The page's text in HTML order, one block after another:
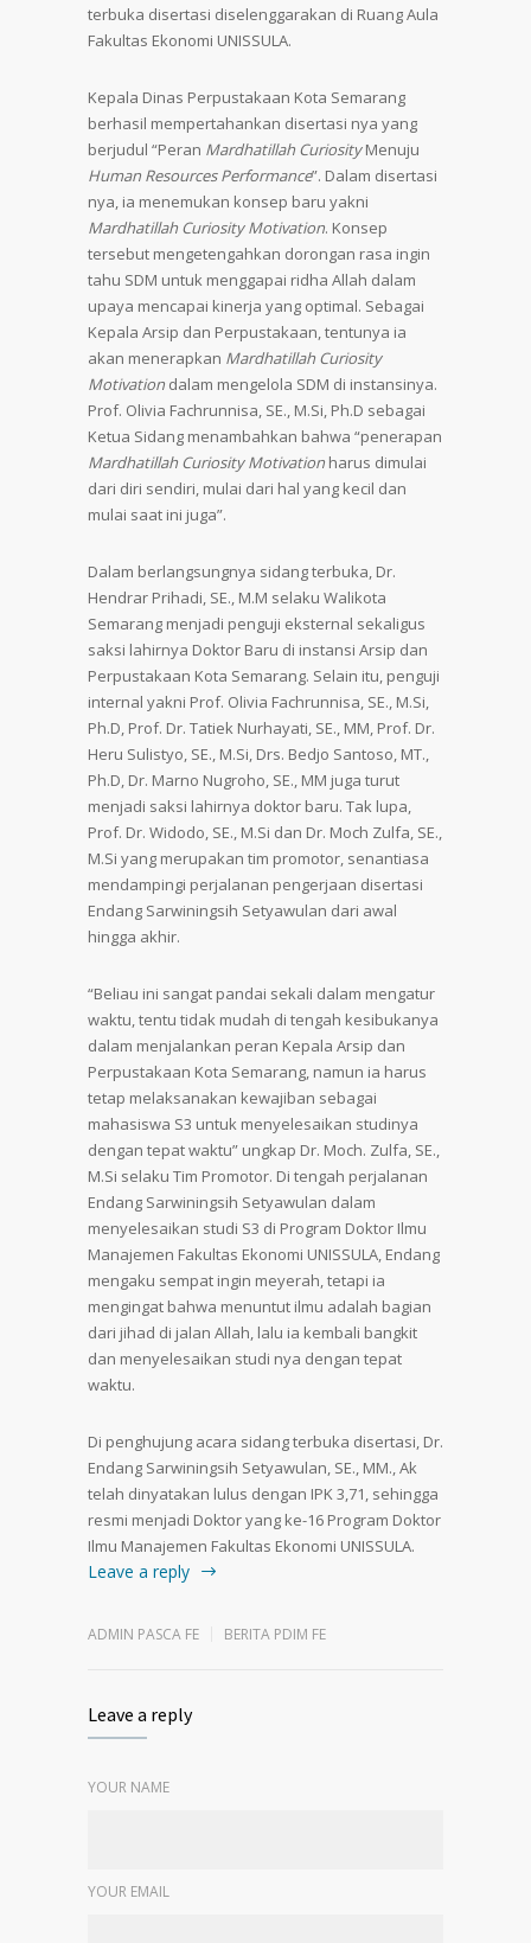
terbuka disertasi diselenggarakan di Ruang Aula
Fakultas Ekonomi UNISSULA.
Kepala Dinas Perpustakaan Kota Semarang
berhasil mempertahankan disertasi nya yang
berjudul “Peran Mardhatillah CuriosityMenuju
Human Resources Performance”. Dalam disertasi
nya, ia menemukan konsep baru yakni
Mardhatillah Curiosity Motivation. Konsep
tersebut mengetengahkan dorongan rasa ingin
tahu SDM untuk menggapai ridha Allah dalam
upaya mencapai kinerja yang optimal. Sebagai
Kepala Arsip dan Perpustakaan, tentunya ia
akan menerapkan Mardhatillah Curiosity
Motivation dalam mengelola SDM di instansinya.
Prof. Olivia Fachrunnisa, SE., M.Si, Ph.D sebagai
Ketua Sidang menambahkan bahwa “penerapan
Mardhatillah Curiosity Motivation harus dimulai
dari diri sendiri, mulai dari hal yang kecil dan
mulai saat ini juga”.
Dalam berlangsungnya sidang terbuka, Dr.
Hendrar Prihadi, SE., M.M selaku Walikota
Semarang menjadi penguji eksternal sekaligus
saksi lahirnya Doktor Baru di instansi Arsip dan
Perpustakaan Kota Semarang. Selain itu, penguji
internal yakni Prof. Olivia Fachrunnisa, SE., M.Si,
Ph.D, Prof. Dr. Tatiek Nurhayati, SE., MM, Prof. Dr.
Heru Sulistyo, SE., M.Si, Drs. Bedjo Santoso, MT.,
Ph.D, Dr. Marno Nugroho, SE., MM juga turut
menjadi saksi lahirnya doktor baru. Tak lupa,
Prof. Dr. Widodo, SE., M.Si dan Dr. Moch Zulfa, SE.,
M.Si yang merupakan tim promotor, senantiasa
mendampingi perjalanan pengerjaan disertasi
Endang Sarwiningsih Setyawulan dari awal
hingga akhir.
“Beliau ini sangat pandai sekali dalam mengatur
waktu, tentu tidak mudah di tengah kesibukanya
dalam menjalankan peran Kepala Arsip dan
Perpustakaan Kota Semarang, namun ia harus
tetap melaksanakan kewajiban sebagai
mahasiswa S3 untuk menyelesaikan studinya
dengan tepat waktu” ungkap Dr. Moch. Zulfa, SE.,
M.Si selaku Tim Promotor. Di tengah perjalanan
Endang Sarwiningsih Setyawulan dalam
menyelesaikan studi S3 di Program Doktor Ilmu
Manajemen Fakultas Ekonomi UNISSULA, Endang
mengaku sempat ingin meyerah, tetapi ia
mengingat bahwa menuntut ilmu adalah bagian
dari jihad di jalan Allah, lalu ia kembali bangkit
dan menyelesaikan studi nya dengan tepat
waktu.
Di penghujung acara sidang terbuka disertasi, Dr.
Endang Sarwiningsih Setyawulan, SE., MM., Ak
telah dinyatakan lulus dengan IPK 3,71, sehingga
resmi menjadi Doktor yang ke-16 Program Doktor
Ilmu Manajemen Fakultas Ekonomi UNISSULA.
Leave a reply
ADMIN PASCA FE BERITA PDIM FE
Leave a reply
YOUR NAME
YOUR EMAIL